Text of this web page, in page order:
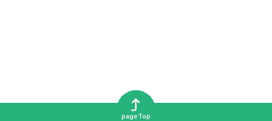
pageTop